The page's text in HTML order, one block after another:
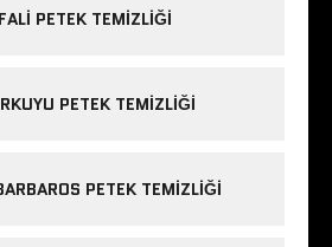
PETEK TEMIZLIĞI
PETEK TEMIZLIĞI
PETEK TEMIZLIĞI